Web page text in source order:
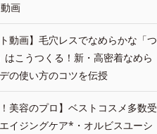
画
ト動画】毛穴レスでなめらかな「つ
はこうつくる！新・高密着なめら
の使い方のコツを伝授
！美容のプロ】ベストコスメ多数受
イジングケア*・オルビスユーシ